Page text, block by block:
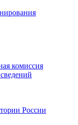
комиссия
России